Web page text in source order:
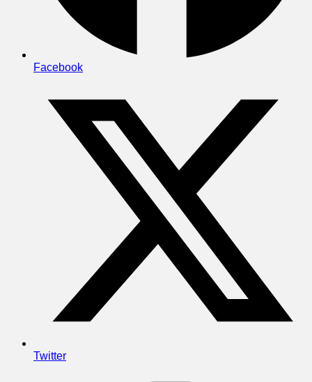
Facebook
Twitter